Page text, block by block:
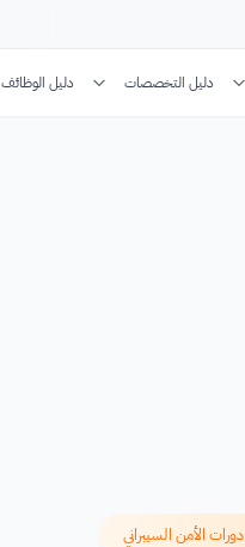
دليل التخصصات دليل الوظائف
دورات الأمن السيبراني